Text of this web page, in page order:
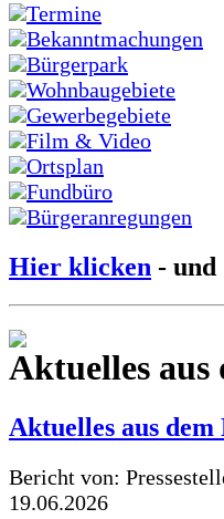
Termine
Bekanntmachungen
Bürgerpark
Wohnbaugebiete
Gewerbegebiete
Film & Video
Ortsplan
Fundbüro
Bürgeranregungen
Hier klicken - und
Aktuelles aus
Aktuelles aus
Bericht von:
19.06.2026